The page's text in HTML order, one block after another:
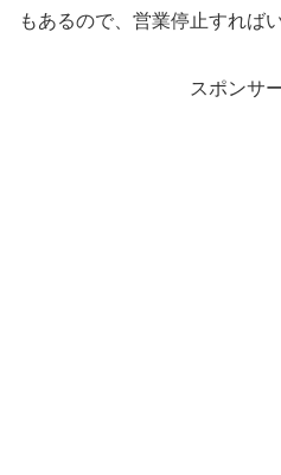
もあるので、営業停止すれば
スポンサ